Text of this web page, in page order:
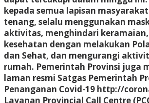
kepada semua lapisan
tenang, selalu menggunakan
aktivitas, menghindari
kesehatan dengan melakukan
dan Sehat, dan mengurangi
rumah. Pemerintah Provinsi juga
laman resmi Satgas Pemerintah
Penanganan Covid-19 http://
Layanan Provincial Call Centre